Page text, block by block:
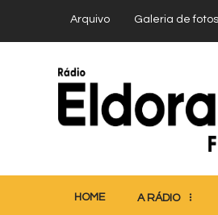
Arquivo Galeria de fotos
HOME A RÁDIO